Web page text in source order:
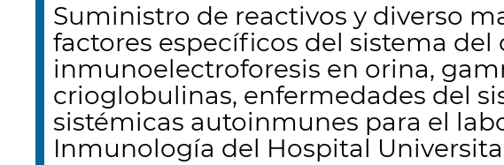
Suministro de reactivos y diverso
factores específicos del sistema
inmunoelectroforesis en orina,
crioglobulinas, enfermedades del
sistémicas autoinmunes para el
Inmunología del Hospital